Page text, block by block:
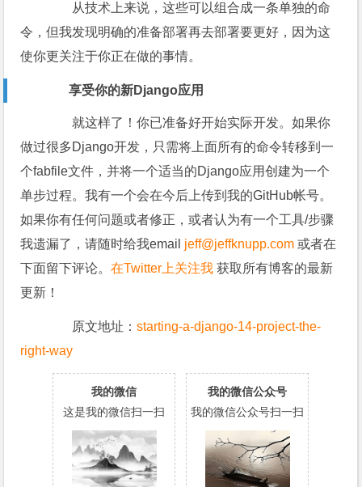
从技术上来说，这些可以组合成一条单独的命
令，但我发现明确的准备部署再去部署要更好，因为这
使你更关注于你正在做的事情。
享受你的新Django应用
就这样了！你已准备好开始实际开发。如果你
做过很多Django开发，只需将上面所有的命令转移到一
个fabfile文件，并将一个适当的Django应用创建为一个
单步过程。我有一个会在今后上传到我的GitHub帐号。
如果你有任何问题或者修正，或者认为有一个工具/步骤
我遗漏了，请随时给我email jeff@jeffknupp.com 或者在
下面留下评论。在Twitter上关注我获取所有博客的最新
更新！
原文地址：starting-a-django-14-project-the-
right-way
我的微信
这是我的微信扫一扫
我的微信公众号
我的微信公众号扫一扫